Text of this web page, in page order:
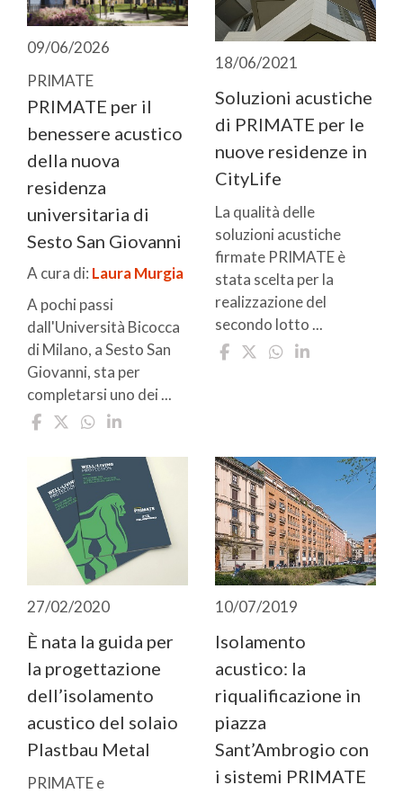
09/06/2026
PRIMATE
PRIMATE per il
benessere acustico
della nuova
residenza
universitaria di
Sesto San Giovanni
A cura di: Laura Murgia
A pochi passi
dall'Università Bicocca
di Milano, a Sesto San
Giovanni, sta per
completarsi uno dei ...
18/06/2021
Soluzioni acustiche
di PRIMATE per le
nuove residenze in
CityLife
La qualità delle
soluzioni acustiche
firmate PRIMATE è
stata scelta per la
realizzazione del
secondo lotto ...
27/02/2020
È nata la guida per
la progettazione
dell’isolamento
acustico del solaio
Plastbau Metal
PRIMATE e
10/07/2019
Isolamento
acustico: la
riqualificazione in
piazza
Sant’Ambrogio con
i sistemi PRIMATE